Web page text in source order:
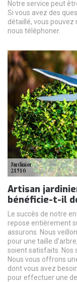
Notre service peut
Si vous avez des
détaillé, vous pouvez
nous téléphoner.
Artisan
bénéficie-t-il
Le succès de notre
repose entièrement
assurons. Nous
pour une taille
soient satisfaits. Nos
Nous vous offrons
dont vous avez
pour effectuer une